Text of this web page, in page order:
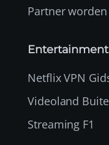
Partner worden
Entertainment
Netflix VPN
Videoland
Streaming F1